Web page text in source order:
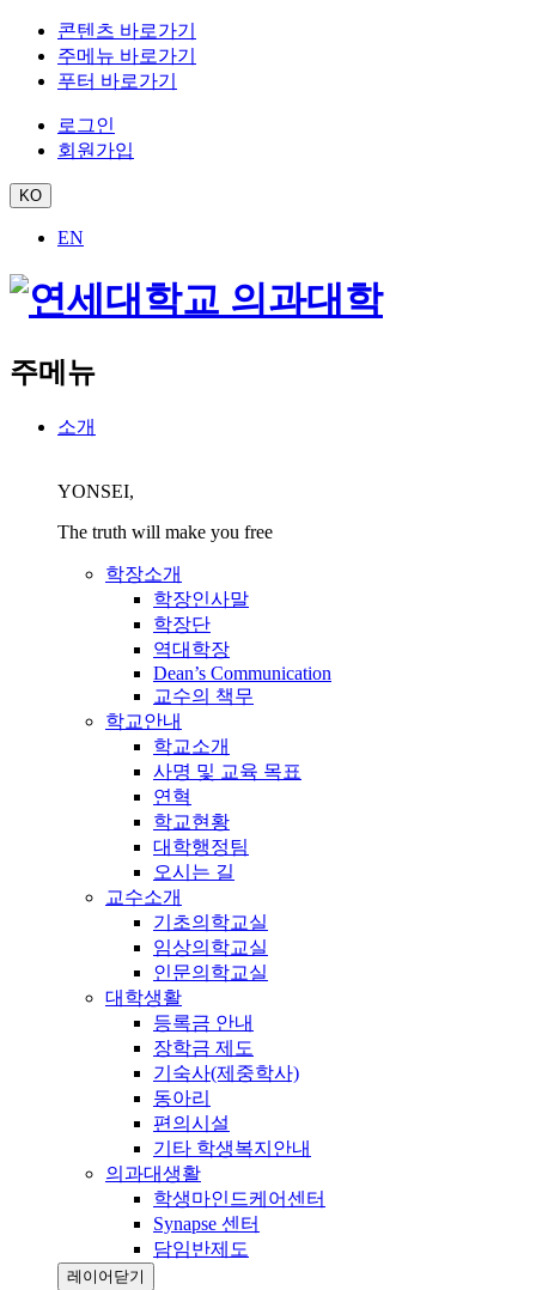
콘텐츠 바로가기
주메뉴 바로가기
푸터 바로가기
로그인
회원가입
KO
EN
주메뉴
소개
YONSEI,
The truth will make you free
학장소개
학장인사말
학장단
역대학장
Dean’s Communication
교수의 책무
학교안내
학교소개
사명 및 교육 목표
연혁
학교현황
대학행정팀
오시는 길
교수소개
기초의학교실
임상의학교실
인문의학교실
대학생활
등록금 안내
장학금 제도
기숙사(제중학사)
동아리
편의시설
기타 학생복지안내
의과대생활
학생마인드케어센터
Synapse 센터
담임반제도
레이어닫기